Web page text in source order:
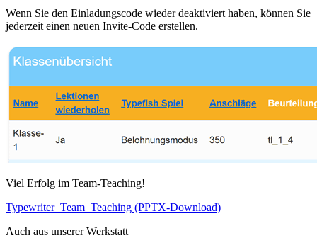
Wenn Sie den Einladungscode wieder deaktiviert haben, können Sie
jederzeit einen neuen Invite-Code erstellen.
Viel Erfolg im Team-Teaching!
Typewriter_Team_Teaching (PPTX-Download)
Auch aus unserer Werkstatt